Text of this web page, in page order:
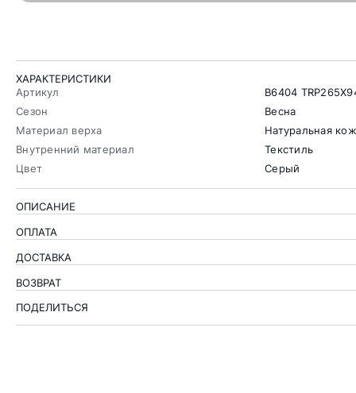
ХАРАКТЕРИСТИКИ
Артикул
B6404
Сезон
Весна
Материал верха
Натуральная
Внутренний материал
Текстиль
Цвет
Серый
ОПИСАНИЕ
ОПЛАТА
ДОСТАВКА
ВОЗВРАТ
ПОДЕЛИТЬСЯ